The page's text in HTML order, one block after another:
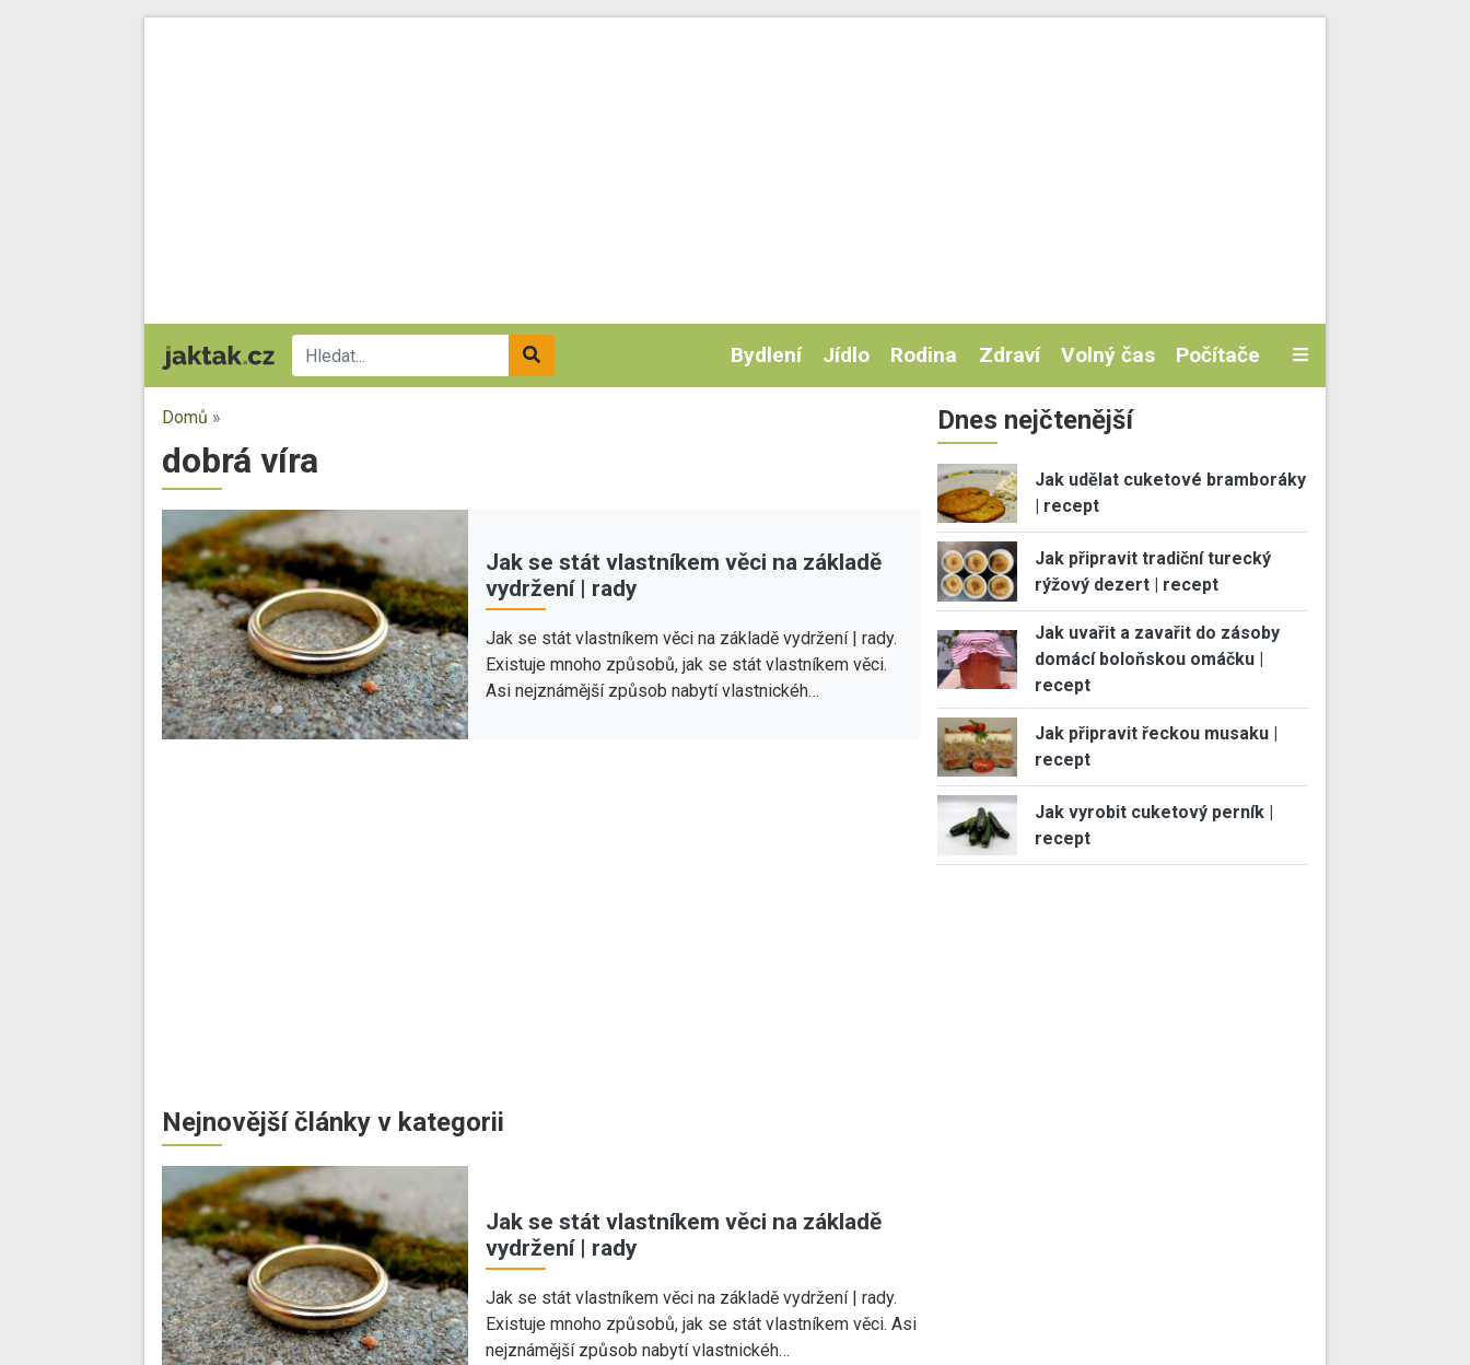
Bydlení Jídlo Rodina Zdraví Volný čas Počítače
Domů »
dobrá víra
Jak se stát vlastníkem věci na základě
vydržení | rady
Jak se stát vlastníkem věci na základě vydržení | rady.
Existuje mnoho způsobů, jak se stát vlastníkem věci.
Asi nejznámější způsob nabytí vlastnickéh…
Nejnovější články v kategorii
Jak se stát vlastníkem věci na základě
vydržení | rady
Jak se stát vlastníkem věci na základě vydržení | rady.
Existuje mnoho způsobů, jak se stát vlastníkem věci. Asi
nejznámější způsob nabytí vlastnickéh…
Dnes nejčtenější
Jak udělat cuketové bramboráky
| recept
Jak připravit tradiční turecký
rýžový dezert | recept
Jak uvařit a zavařit do zásoby
domácí boloňskou omáčku |
recept
Jak připravit řeckou musaku |
recept
Jak vyrobit cuketový perník |
recept